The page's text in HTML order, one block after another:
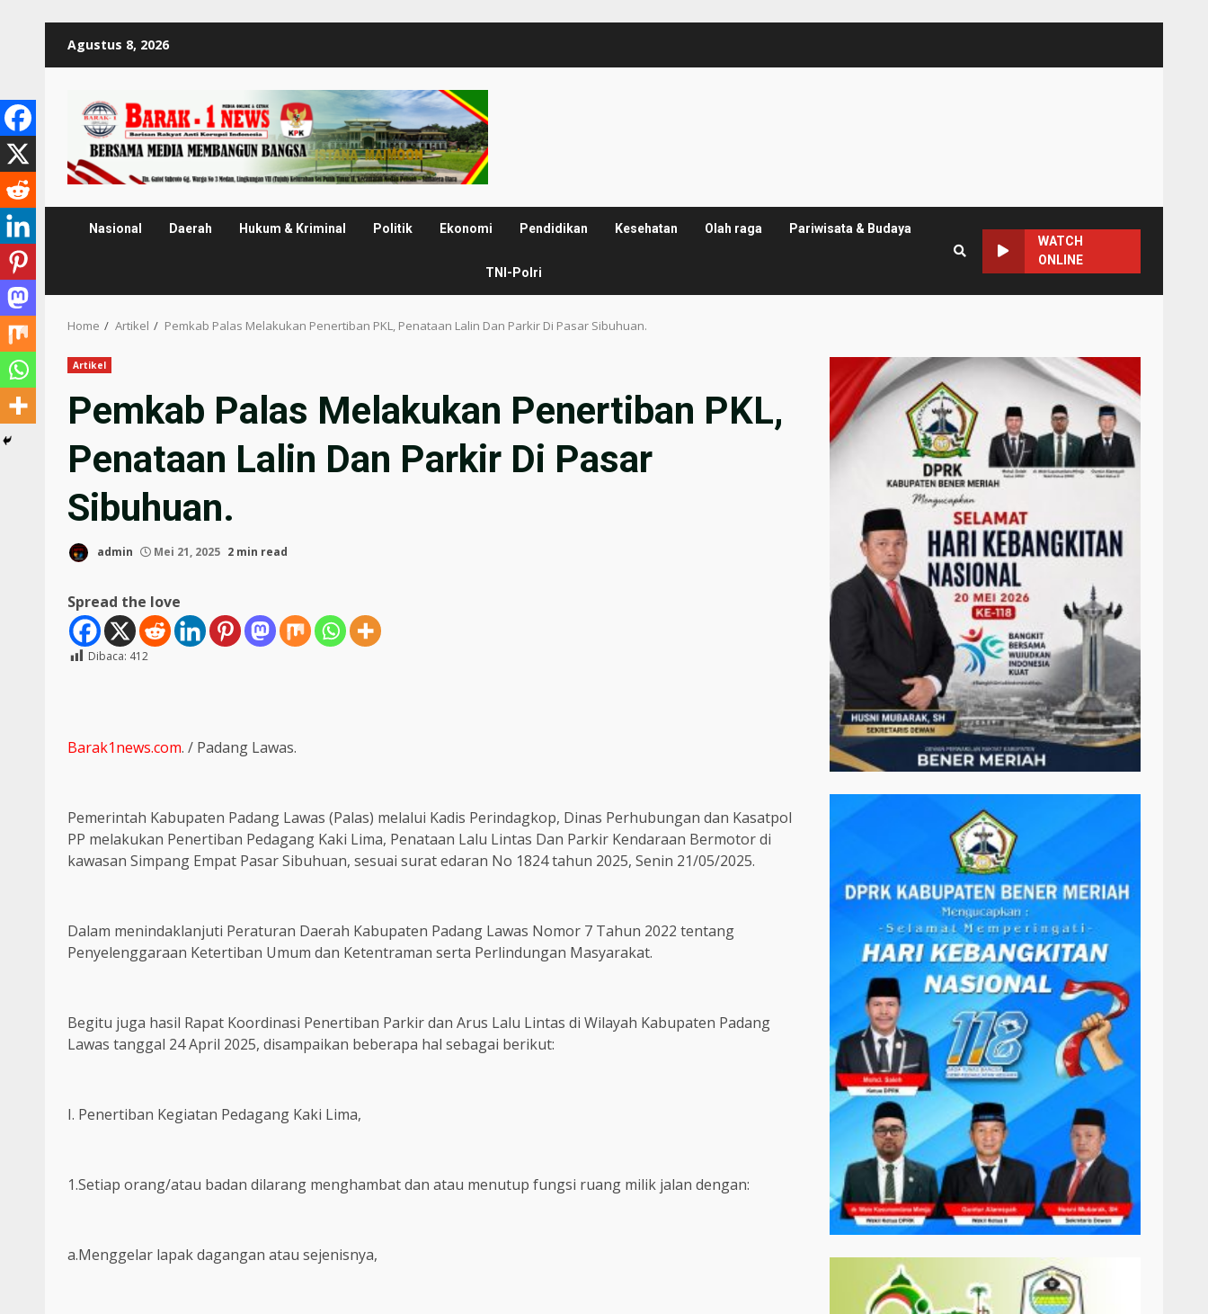
Agustus 8, 2026
Nasional Daerah Hukum & Kriminal Politik Ekonomi Pendidikan Kesehatan Olah raga Pariwisata & Budaya
TNI-Polri
WATCH
ONLINE
Home Artikel Pemkab Palas Melakukan Penertiban PKL, Penataan Lalin Dan Parkir Di Pasar Sibuhuan.
Artikel
Pemkab Palas Melakukan Penertiban PKL,
Penataan Lalin Dan Parkir Di Pasar
Sibuhuan.
admin Mei 21, 2025 2 min read
Spread the love
Dibaca: 412
Barak1news.com. / Padang Lawas.
Pemerintah Kabupaten Padang Lawas (Palas) melalui Kadis Perindagkop, Dinas Perhubungan dan Kasatpol
PP melakukan Penertiban Pedagang Kaki Lima, Penataan Lalu Lintas Dan Parkir Kendaraan Bermotor di
kawasan Simpang Empat Pasar Sibuhuan, sesuai surat edaran No 1824 tahun 2025, Senin 21/05/2025.
Dalam menindaklanjuti Peraturan Daerah Kabupaten Padang Lawas Nomor 7 Tahun 2022 tentang
Penyelenggaraan Ketertiban Umum dan Ketentraman serta Perlindungan Masyarakat.
Begitu juga hasil Rapat Koordinasi Penertiban Parkir dan Arus Lalu Lintas di Wilayah Kabupaten Padang
Lawas tanggal 24 April 2025, disampaikan beberapa hal sebagai berikut:
I. Penertiban Kegiatan Pedagang Kaki Lima,
1.Setiap orang/atau badan dilarang menghambat dan atau menutup fungsi ruang milik jalan dengan:
a.Menggelar lapak dagangan atau sejenisnya,